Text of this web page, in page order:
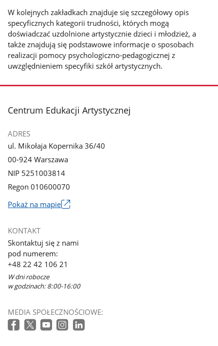
W kolejnych zakładkach znajduje się szczegółowy opis
specyficznych kategorii trudności, których mogą
doświadczać uzdolnione artystycznie dzieci i młodzież, a
także znajdują się podstawowe informacje o sposobach
realizacji pomocy psychologiczno-pedagogicznej z
uwzględnieniem specyfiki szkół artystycznych.
stopka
Centrum Edukacji Artystycznej
ADRES
ul. Mikołaja Kopernika 36/40
00-924 Warszawa
NIP 5251003814
Regon 010600070
Pokaż na mapie
się
w
nowym
oknie
KONTAKT
Skontaktuj się z nami
pod numerem:
+48 22 42 106 21
W dni robocze
w godzinach: 8:00-16:00
MEDIA SPOŁECZNOŚCIOWE: